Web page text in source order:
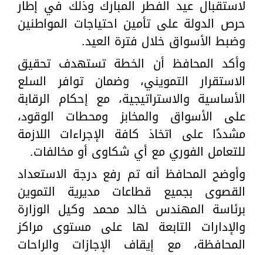
لاستقبال عيد الفطر المبارك وذلك في إطار
حرص الدولة على تأمين احتياجات المواطنين
وضبط الأسواق خلال فترة العيد.
وأكد المحافظ أن الخطة تستهدف تحقيق
الاستقرار التمويني، وضمان توافر السلع
الأساسية والاستراتيجية، مع إحكام الرقابة
على الأسواق والمخابز ومحطات الوقود،
مشددًا على اتخاذ كافة الإجراءات اللازمة
للتعامل الفوري مع أي شكاوى أو مخالفات.
وأوضح المحافظ أنه تم رفع درجة الاستعداد
القصوى بجميع قطاعات مديرية التموين
برئاسة المهندس خالد محمد وكيل الوزارة
والإدارات التابعة لها على مستوى مراكز
المحافظة، مع إيقاف الإجازات والراحات